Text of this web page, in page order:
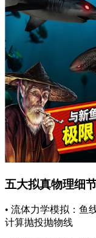
五大拟真物理细
• 流体力学模拟：鱼
计算抛投抛物线